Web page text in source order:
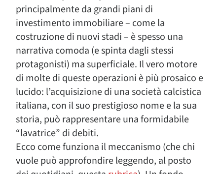
principalmente da grandi piani di
investimento immobiliare – come la
costruzione di nuovi stadi – è spesso una
narrativa comoda (e spinta dagli stessi
protagonisti) ma superficiale. Il vero motore
di molte di queste operazioni è più prosaico e
lucido: l’acquisizione di una società calcistica
italiana, con il suo prestigioso nome e la sua
storia, può rappresentare una formidabile
“lavatrice” di debiti.
Ecco come funziona il meccanismo (che chi
vuole può approfondire leggendo, al posto